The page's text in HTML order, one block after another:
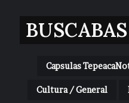
Capsulas
Cultura / General